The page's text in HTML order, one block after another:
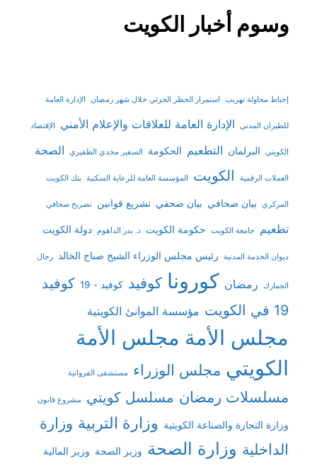
وسوم أخبار الكويت
إحباط محاولة تهريب استمرار الحظر الجزئي خلال شهر رمضان الإدارة العامة
للطيران المدني الإدارة العامة للعلاقات والإعلام الأمني الإقتصاد
الكويتي البرلمان التطعيم الحكومة السفير مجدي الظفيري الصحة
العملات الرقمية الكويت المؤسسة العامة للرعاية السكنية بنك الكويت
المركزي بيان صحافي بيان صحفي تشريع قوانين تصريح صحافي
تطعيم جامعة الكويت حكومة الكويت د. بدر الداهوم دولة الكويت
ديوان الخدمة المدنية رئيس مجلس الوزراء الشيخ صباح الخالد رجال
الجمارك رمضان كورونا كوفيد كوفيد - 19
كوفيد
19 في الكويت
مؤسسة الموانئ الكويتية
مجلس الأمة مجلس الأمة
الكويتي مجلس الوزراء مستشفى الفروانية
مسلسلات رمضان مسلسل كويتي مشروع قانون
وزارة التجارة والصناعة الكويتية وزارة التربية وزارة
الداخلية وزارة الصحة وزير الصحة وزير المالية